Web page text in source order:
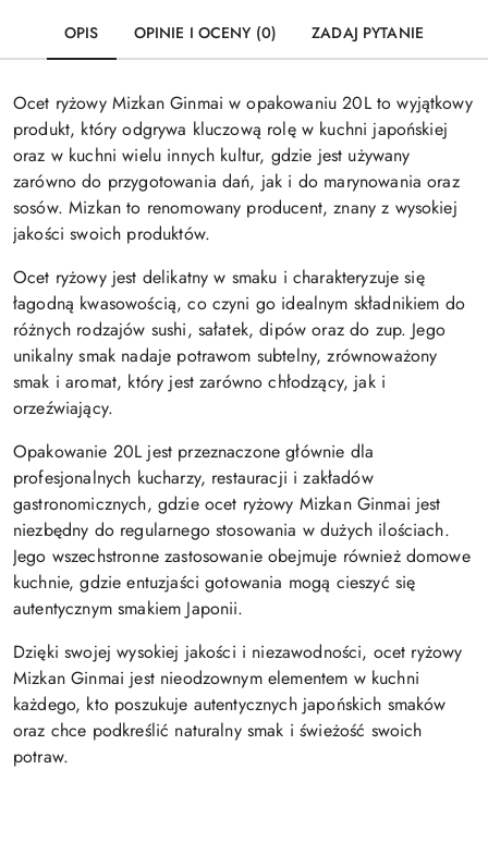
OPIS OPINIE I OCENY (0) ZADAJ PYTANIE
Ocet ryżowy Mizkan Ginmai w opakowaniu 20L to wyjątkowy
produkt, który odgrywa kluczową rolę w kuchni japońskiej
oraz w kuchni wielu innych kultur, gdzie jest używany
zarówno do przygotowania dań, jak i do marynowania oraz
sosów. Mizkan to renomowany producent, znany z wysokiej
jakości swoich produktów.
Ocet ryżowy jest delikatny w smaku i charakteryzuje się
łagodną kwasowością, co czyni go idealnym składnikiem do
różnych rodzajów sushi, sałatek, dipów oraz do zup. Jego
unikalny smak nadaje potrawom subtelny, zrównoważony
smak i aromat, który jest zarówno chłodzący, jak i
orzeźwiający.
Opakowanie 20L jest przeznaczone głównie dla
profesjonalnych kucharzy, restauracji i zakładów
gastronomicznych, gdzie ocet ryżowy Mizkan Ginmai jest
niezbędny do regularnego stosowania w dużych ilościach.
Jego wszechstronne zastosowanie obejmuje również domowe
kuchnie, gdzie entuzjaści gotowania mogą cieszyć się
autentycznym smakiem Japonii.
Dzięki swojej wysokiej jakości i niezawodności, ocet ryżowy
Mizkan Ginmai jest nieodzownym elementem w kuchni
każdego, kto poszukuje autentycznych japońskich smaków
oraz chce podkreślić naturalny smak i świeżość swoich
potraw.